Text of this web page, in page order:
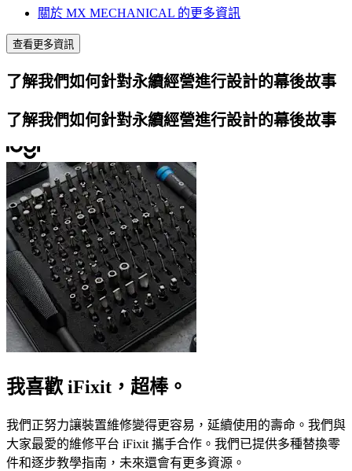
關於 MX MECHANICAL 的更多資訊
查看更多資訊
了解我們如何針對永續經營進行設計的幕後故事
了解我們如何針對永續經營進行設計的幕後故事
我喜歡 iFixit，超棒。
我們正努力讓裝置維修變得更容易，延續使用的壽命。我們與
大家最愛的維修平台 iFixit 攜手合作。我們已提供多種替換零
件和逐步教學指南，未來還會有更多資源。